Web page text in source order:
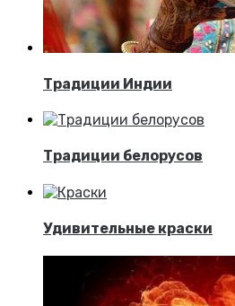
Традиции Индии
Традиции белорусов
Удивительные краски